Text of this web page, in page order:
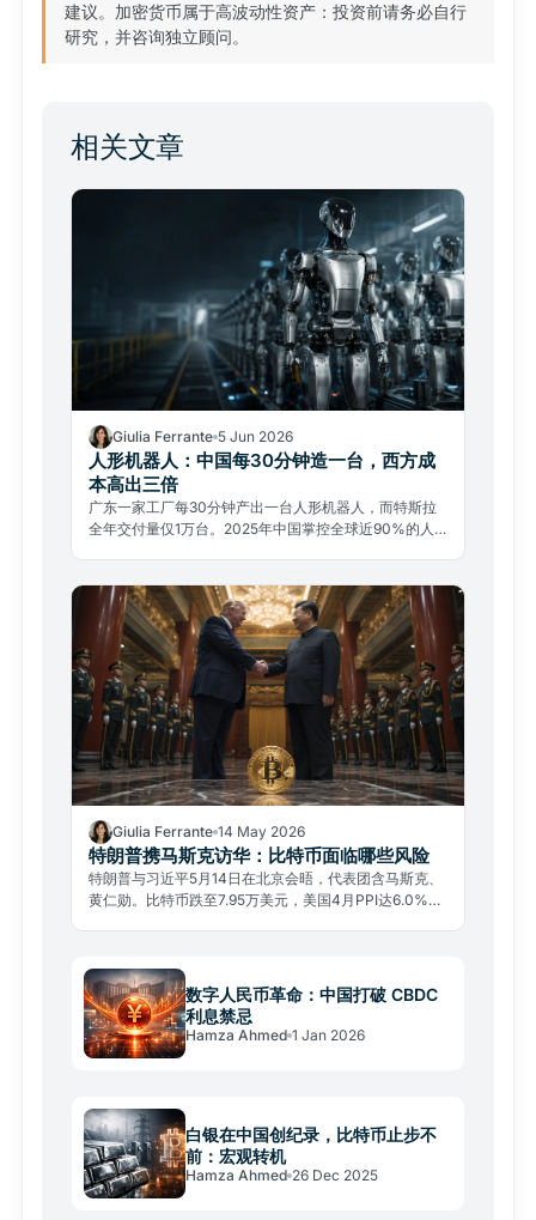
建议。加密货币属于高波动性资产：投资前请务必自行
研究，并咨询独立顾问。
相关文章
Giulia Ferrante 5 Jun 2026
人形机器人：中国每30分钟造一台，西方成
本高出三倍
广东一家工厂每30分钟产出一台人形机器人，而特斯拉
全年交付量仅1万台。2025年中国掌控全球近90%的人
Giulia Ferrante 14 May 2026
特朗普携马斯克访华：比特币面临哪些风险
特朗普与习近平5月14日在北京会晤，代表团含马斯克、
黄仁勋。比特币跌至7.95万美元，美国4月PPI达6.0%，
数字人民币革命：中国打破 CBDC
利息禁忌
Hamza Ahmed 1 Jan 2026
白银在中国创纪录，比特币止步不
前：宏观转机
Hamza Ahmed 26 Dec 2025